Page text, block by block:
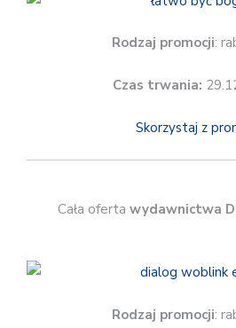
Rodzaj promocji:
Czas trwania:
Skorzystaj z
Cała oferta wydawnictwa
Rodzaj promocji: